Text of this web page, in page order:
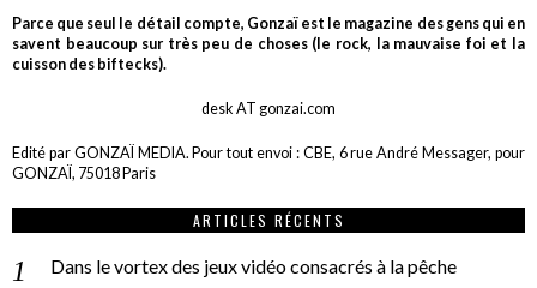
Parce que seul le détail compte, Gonzaï est le magazine des gens qui en
savent beaucoup sur très peu de choses (le rock, la mauvaise foi et la
cuisson des biftecks).
desk AT gonzai.com
Edité par GONZAÏ MEDIA. Pour tout envoi : CBE, 6 rue André Messager, pour
GONZAÏ, 75018 Paris
ARTICLES RÉCENTS
Dans le vortex des jeux vidéo consacrés à la pêche